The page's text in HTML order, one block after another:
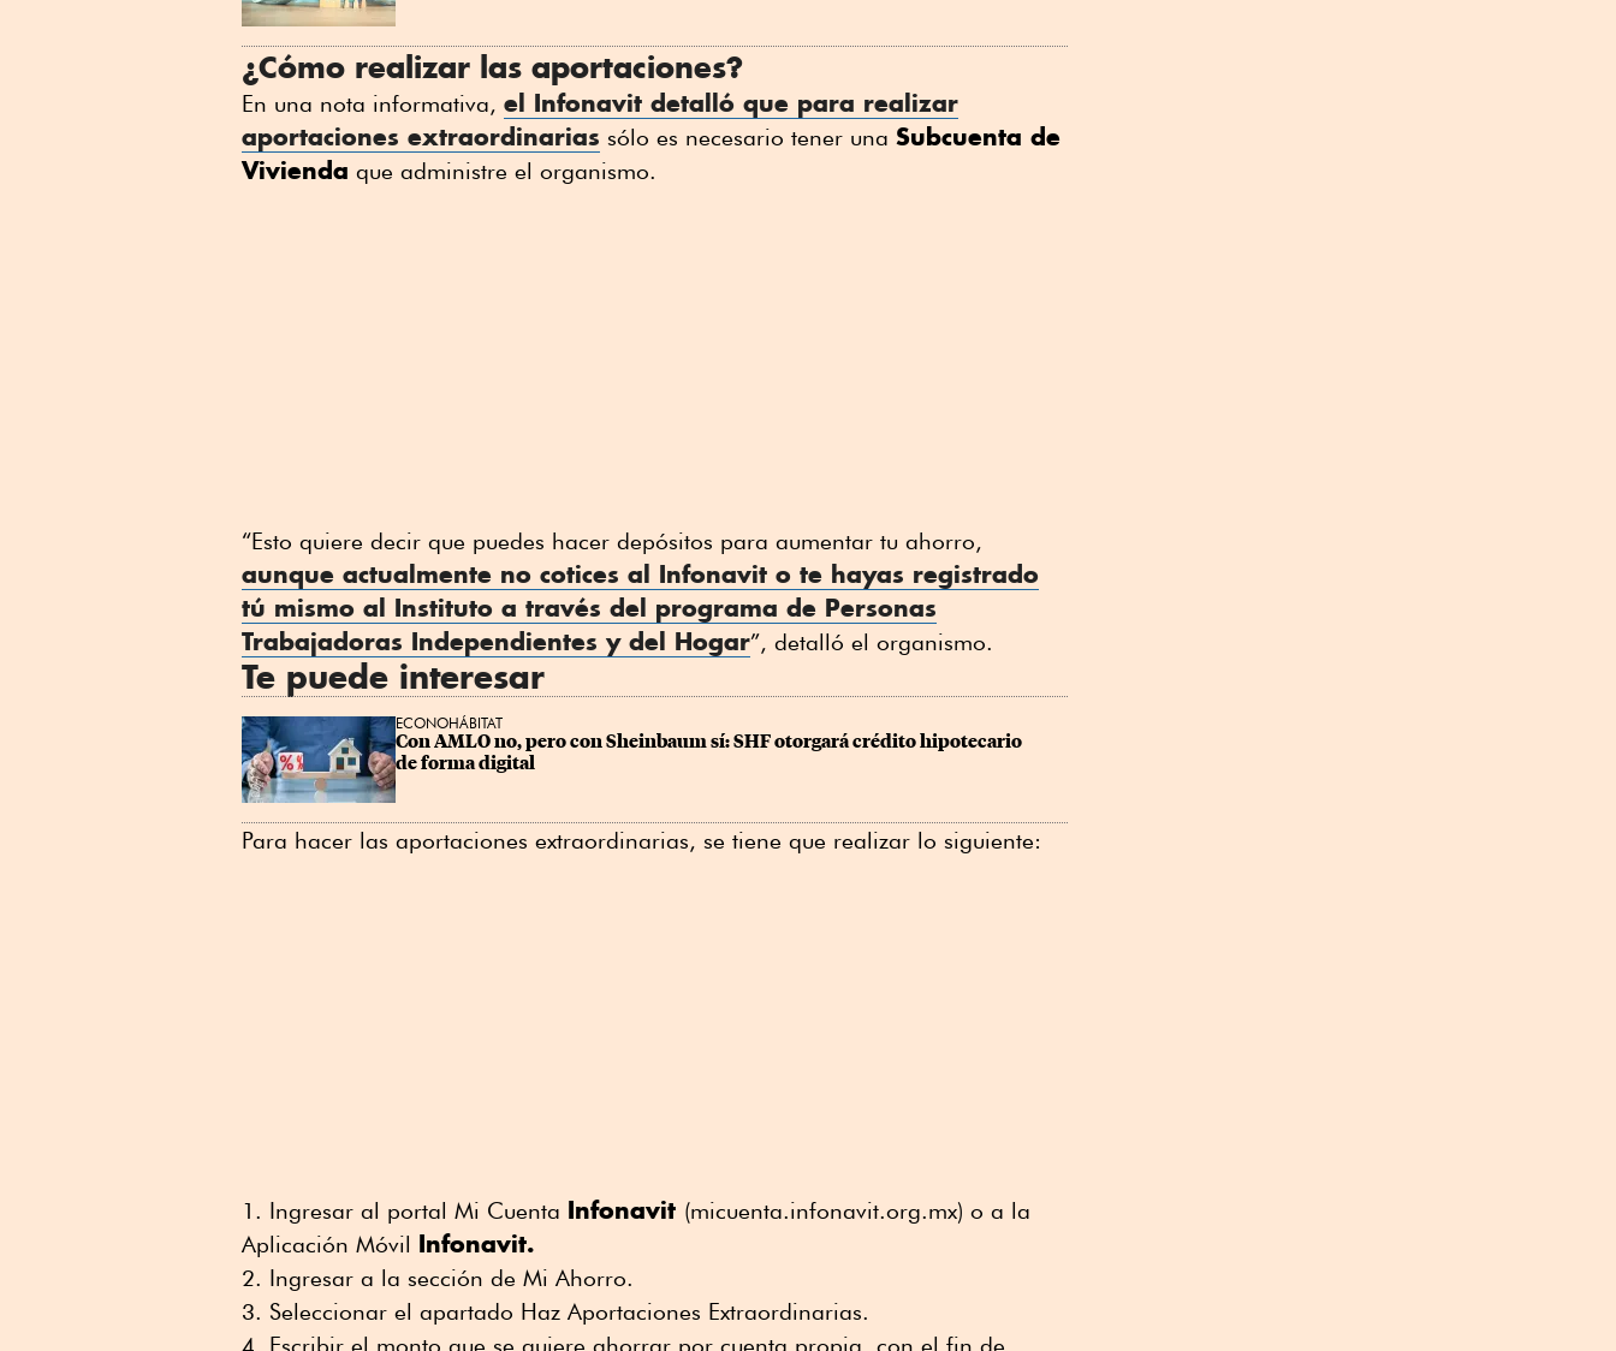
¿Cómo realizar las aportaciones?
En una nota informativa, el Infonavit detalló que para realizar
aportaciones extraordinarias sólo es necesario tener una Subcuenta de
Vivienda que administre el organismo.
“Esto quiere decir que puedes hacer depósitos para aumentar tu ahorro,
aunque actualmente no cotices al Infonavit o te hayas registrado
tú mismo al Instituto a través del programa de Personas
Trabajadoras Independientes y del Hogar”, detalló el organismo.
Te puede interesar
ECONOHÁBITAT
Con AMLO no, pero con Sheinbaum sí: SHF otorgará crédito hipotecario
de forma digital
Para hacer las aportaciones extraordinarias, se tiene que realizar lo siguiente:
Ingresar al portal Mi Cuenta Infonavit (micuenta.infonavit.org.mx) o a la
Aplicación Móvil Infonavit.
Ingresar a la sección de Mi Ahorro.
Seleccionar el apartado Haz Aportaciones Extraordinarias.
Escribir el monto que se quiere ahorrar por cuenta propia, con el fin de